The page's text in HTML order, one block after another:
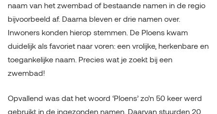
naam van het zwembad of bestaande namen in de regio
bijvoorbeeld af. Daarna bleven er drie namen over.
Inwoners konden hierop stemmen. De Ploens kwam
duidelijk als favoriet naar voren: een vrolijke, herkenbare en
toegankelijke naam. Precies wat je zoekt bij een
zwembad!
Opvallend was dat het woord ‘Ploens’ zo’n 50 keer werd
gebruikt in de ingezonden namen. Daarvan stuurden 20